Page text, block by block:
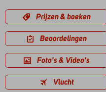
Prijzen & boeken
Beoordelingen
Foto's & Video's
Vlucht